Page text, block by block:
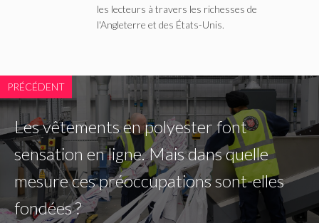
les lecteurs à travers les richesses de
l'Angleterre et des États-Unis.
PRÉCÉDENT
Les vêtements en polyester font
sensation en ligne. Mais dans quelle
mesure ces préoccupations sont-elles
fondées ?